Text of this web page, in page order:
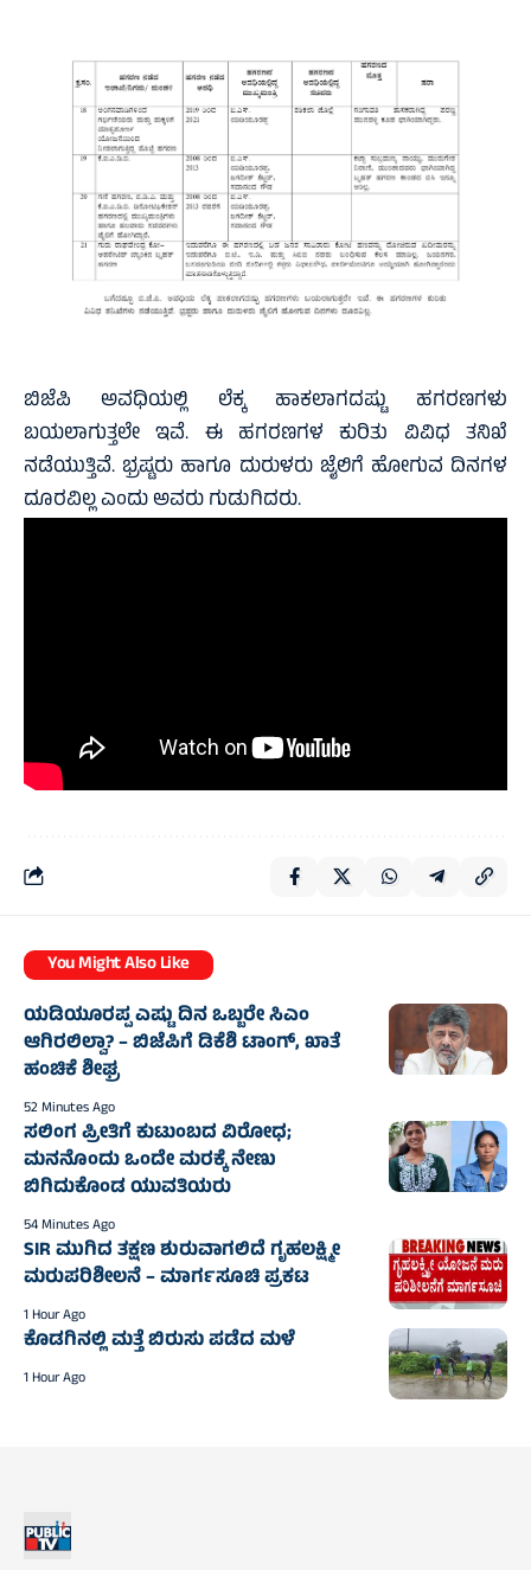
ಬಿಜೆಪಿ ಅವಧಿಯಲ್ಲಿ ಲೆಕ್ಕ ಹಾಕಲಾಗದಷ್ಟು ಹಗರಣಗಳು
ಬಯಲಾಗುತ್ತಲೇ ಇವೆ. ಈ ಹಗರಣಗಳ ಕುರಿತು ವಿವಿಧ ತನಿಖೆ
ನಡೆಯುತ್ತಿವೆ. ಭ್ರಷ್ಟರು ಹಾಗೂ ದುರುಳರು ಜೈಲಿಗೆ ಹೋಗುವ ದಿನಗಳ
ದೂರವಿಲ್ಲ ಎಂದು ಅವರು ಗುಡುಗಿದರು.
You Might Also Like
ಯಡಿಯೂರಪ್ಪ ಎಷ್ಟು ದಿನ ಒಬ್ಬರೇ ಸಿಎಂ
ಆಗಿರಲಿಲ್ವಾ? – ಬಿಜೆಪಿಗೆ ಡಿಕೆಶಿ ಟಾಂಗ್, ಖಾತೆ
ಹಂಚಿಕೆ ಶೀಘ್ರ
52 Minutes Ago
ಸಲಿಂಗ ಪ್ರೀತಿಗೆ ಕುಟುಂಬದ ವಿರೋಧ;
ಮನನೊಂದು ಒಂದೇ ಮರಕ್ಕೆ ನೇಣು
ಬಿಗಿದುಕೊಂಡ ಯುವತಿಯರು
54 Minutes Ago
SIR ಮುಗಿದ ತಕ್ಷಣ ಶುರುವಾಗಲಿದೆ ಗೃಹಲಕ್ಷ್ಮೀ
ಮರುಪರಿಶೀಲನೆ – ಮಾರ್ಗಸೂಚಿ ಪ್ರಕಟ
1 Hour Ago
ಕೊಡಗಿನಲ್ಲಿ ಮತ್ತೆ ಬಿರುಸು ಪಡೆದ ಮಳೆ
1 Hour Ago